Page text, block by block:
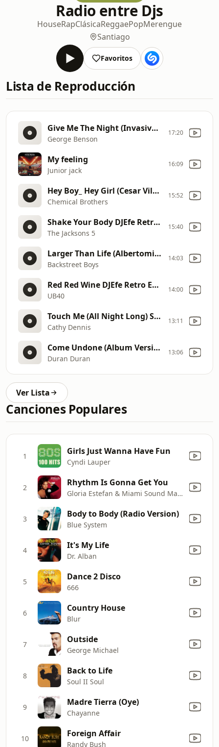
Radio entre Djs
HouseRapClásicaReggaePopMerengue
Santiago
Favoritos
Lista de Reproducción
Give Me The Night (Invasive Remix)
George Benson
17:20
My feeling
Junior jack
16:09
Hey Boy_ Hey Girl (Cesar Vilo Remixes)
Chemical Brothers
15:52
Shake Your Body DJEfe Retro ExtendedPro
The Jacksons 5
15:40
Larger Than Life (Albertomix Remix)
Backstreet Boys
14:03
Red Red Wine DJEfe Retro Extended
UB40
14:00
Touch Me (All Night Long) Short
Cathy Dennis
13:11
Come Undone (Album Version)
Duran Duran
13:06
Ver Lista
Canciones Populares
1 Girls Just Wanna Have Fun
Cyndi Lauper
2 Rhythm Is Gonna Get You
Gloria Estefan & Miami Sound Machine
3 Body to Body (Radio Version)
Blue System
4 It's My Life
Dr. Alban
5 Dance 2 Disco
666
6 Country House
Blur
7 Outside
George Michael
8 Back to Life
Soul II Soul
9 Madre Tierra (Oye)
Chayanne
10 Foreign Affair
Randy Bush